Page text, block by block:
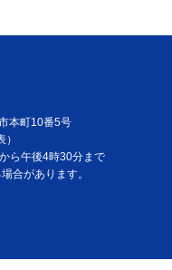
本町10番5号
ら午後4時30分まで
合があります。